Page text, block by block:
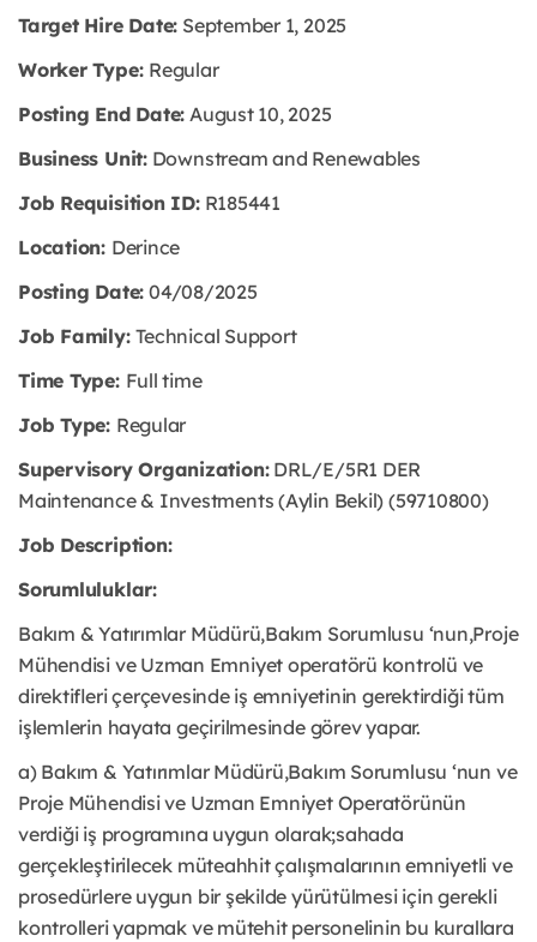
Target Hire Date: September 1, 2025
Worker Type: Regular
Posting End Date: August 10, 2025
Business Unit:Downstream and Renewables
Job Requisition ID:R185441
Location: Derince
Posting Date: 04/08/2025
Job Family:Technical Support
Time Type: Full time
Job Type: Regular
Supervisory Organization:DRL/E/5R1 DER
Maintenance & Investments (Aylin Bekil) (59710800)
Job Description:
Sorumluluklar:
Bakım & Yatırımlar Müdürü,Bakım Sorumlusu ‘nun,Proje
Mühendisi ve Uzman Emniyet operatörü kontrolü ve
direktifleri çerçevesinde iş emniyetinin gerektirdiği tüm
işlemlerin hayata geçirilmesinde görev yapar.
a) Bakım & Yatırımlar Müdürü,Bakım Sorumlusu ‘nun ve
Proje Mühendisi ve Uzman Emniyet Operatörünün
verdiği iş programına uygun olarak;sahada
gerçekleştirilecek müteahhit çalışmalarının emniyetli ve
prosedürlere uygun bir şekilde yürütülmesi için gerekli
kontrolleri yapmak ve mütehit personelinin bu kurallara